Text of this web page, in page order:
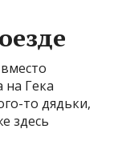
на Гека
то дядьки,
здесь